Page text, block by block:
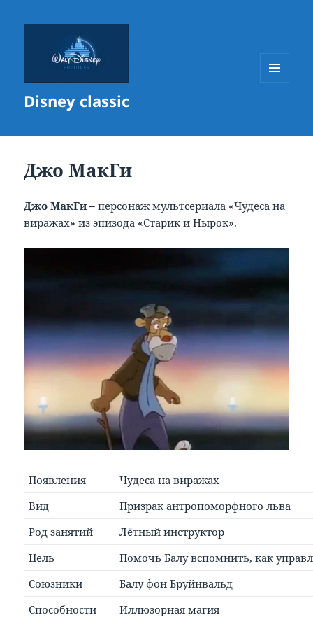
Disney classic
Джо МакГи
Джо МакГи –персонаж мультсериала «Чудеса на
виражах» из эпизода «Старик и Нырок».
Появления
Чудеса на виражах
Вид
Призрак антропоморфного льва
Род занятий
Лётный инструктор
Цель
ПомочьБалувспомнить, как
Союзники
Балу фон Бруйнвальд
Способности
Иллюзорная магия